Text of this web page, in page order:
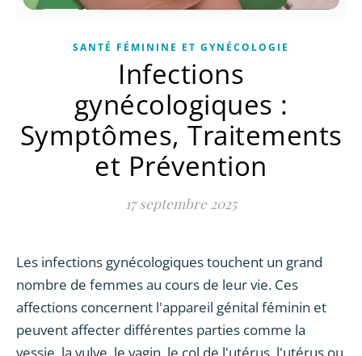
SANTÉ FÉMININE ET GYNÉCOLOGIE
Infections
gynécologiques :
Symptômes, Traitements
et Prévention
17 septembre 2025
Les infections gynécologiques touchent un grand
nombre de femmes au cours de leur vie. Ces
affections concernent l'appareil génital féminin et
peuvent affecter différentes parties comme la